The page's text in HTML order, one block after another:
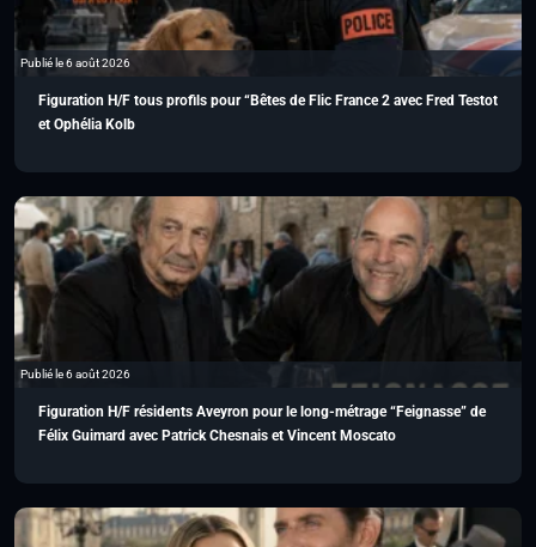
Publié le 6 août 2026
Figuration H/F tous profils pour “Bêtes de Flic France 2 avec Fred Testot
et Ophélia Kolb
Publié le 6 août 2026
Figuration H/F résidents Aveyron pour le long-métrage “Feignasse” de
Félix Guimard avec Patrick Chesnais et Vincent Moscato